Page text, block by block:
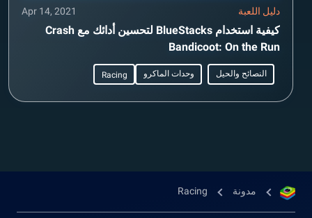
دليل اللعبة Apr 14, 2021
كيفية استخدام BlueStacks لتحسين أدائك مع Crash
Bandicoot: On the Run
النصائح والحيل وحدات الماكرو Racing
مدونة Racing